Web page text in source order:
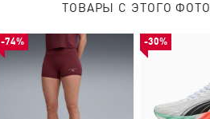
ТОВАРЫ С ЭТОГО ФОТО
-74% -30%